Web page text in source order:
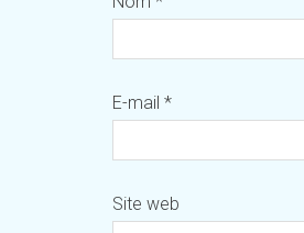
E-mail *
Site web